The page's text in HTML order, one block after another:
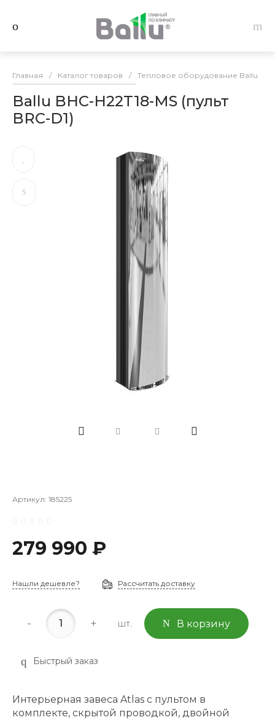
Главная / Каталог товаров / Тепловое оборудование Ballu
Ballu BHC-H22T18-MS (пульт
BRC-D1)
Артикул: 185225
279 990 ₽
Нашли дешевле? Рассчитать доставку
- + шт. В корзину
Быстрый заказ
Интерьерная завеса Atlas с пультом в
комплекте, скрытой проводкой, двойной